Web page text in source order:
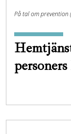
På tal om prevention